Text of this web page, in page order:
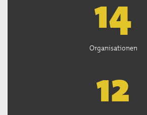
14
Organisationen
13